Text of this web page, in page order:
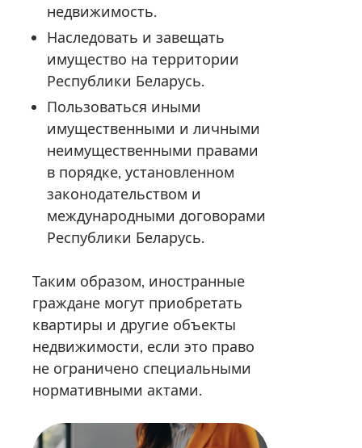
недвижимость.
Наследовать и завещать
имущество на территории
Республики Беларусь.
Пользоваться иными
имущественными и личными
неимущественными правами
в порядке, установленном
законодательством и
международными договорами
Республики Беларусь.
Таким образом, иностранные
граждане могут приобретать
квартиры и другие объекты
недвижимости, если это право
не ограничено специальными
нормативными актами.